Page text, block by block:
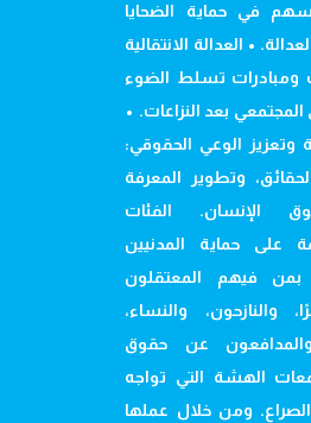
في حماية الضحايا
• العدالة الانتقالية
ومبادرات تسلط الضوء
بعد النزاعات. •
وتعزيز الوعي الحقوقي:
وتطوير المعرفة
الإنسان. الفئات
على حماية المدنيين
بمن فيهم المعتقلون
والنازحون، والنساء،
والمدافعون عن حقوق
الهشة التي تواجه
ومن خلال عملها